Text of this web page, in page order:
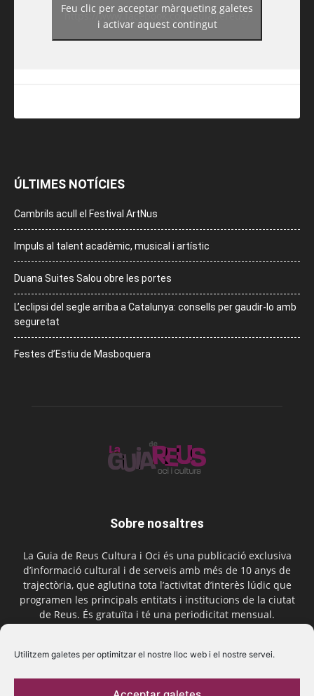
Utilitzem galetes per optimitzar el nostre lloc web i el nostre servei.
https://www.facebook.com/guiadereus/
Feu clic per acceptar màrqueting galetes
i activar aquest contingut
ÚLTIMES NOTÍCIES
Cambrils acull el Festival ArtNus
Impuls al talent acadèmic, musical i artístic
Duana Suites Salou obre les portes
L’eclipsi del segle arriba a Catalunya: consells per gaudir-lo amb
seguretat
Festes d’Estiu de Masboquera
Sobre nosaltres
La Guia de Reus Cultura i Oci és una publicació exclusiva
d’informació cultural i de serveis amb més de 10 anys de
trajectòria, que aglutina tota l’activitat d’interès lúdic que
programen les principals entitats i institucions de la ciutat
de Reus. És gratuïta i té una periodicitat mensual.